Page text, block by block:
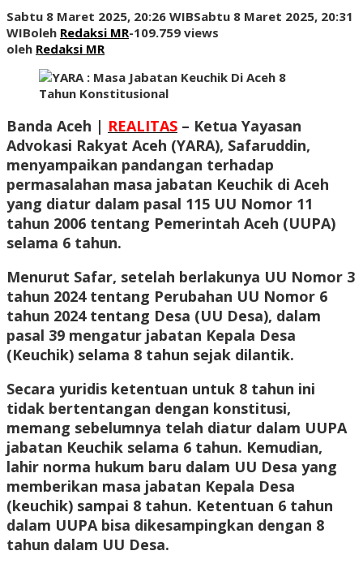
Sabtu 8 Maret 2025, 20:26 WIBSabtu 8 Maret 2025, 20:31
WIBoleh Redaksi MR-109.759 views
oleh Redaksi MR
Banda Aceh | REALITAS – Ketua Yayasan
Advokasi Rakyat Aceh (YARA), Safaruddin,
menyampaikan pandangan terhadap
permasalahan masa jabatan Keuchik di Aceh
yang diatur dalam pasal 115 UU Nomor 11
tahun 2006 tentang Pemerintah Aceh (UUPA)
selama 6 tahun.
Menurut Safar, setelah berlakunya UU Nomor 3
tahun 2024 tentang Perubahan UU Nomor 6
tahun 2024 tentang Desa (UU Desa), dalam
pasal 39 mengatur jabatan Kepala Desa
(Keuchik) selama 8 tahun sejak dilantik.
Secara yuridis ketentuan untuk 8 tahun ini
tidak bertentangan dengan konstitusi,
memang sebelumnya telah diatur dalam UUPA
jabatan Keuchik selama 6 tahun. Kemudian,
lahir norma hukum baru dalam UU Desa yang
memberikan masa jabatan Kepala Desa
(keuchik) sampai 8 tahun. Ketentuan 6 tahun
dalam UUPA bisa dikesampingkan dengan 8
tahun dalam UU Desa.